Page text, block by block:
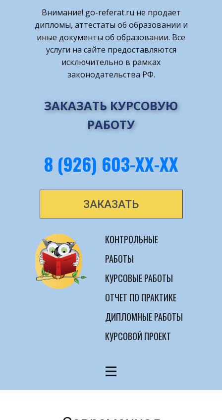
Внимание! ​go-referat.ru не продает
дипломы, аттестаты об образовании и
иные документы об образовании. Все
услуги на сайте предоставляются
исключительно в рамках
законодательства РФ.
ЗАКАЗАТЬ КУРСОВУЮ
РАБОТУ
8 (926) 603-ХХ-ХХ
ЗАКАЗАТЬ
КОНТРОЛЬНЫЕ
РАБОТЫ
КУРСОВЫЕ РАБОТЫ
ОТЧЕТ ПО ПРАКТИКЕ
ДИПЛОМНЫЕ РАБОТЫ
КУРСОВОЙ ПРОЕКТ